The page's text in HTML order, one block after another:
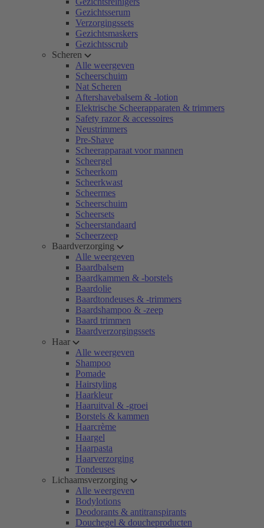
Gezichtsserum
Verzorgingssets
Gezichtsmaskers
Gezichtsscrub
Scheren
Alle weergeven
Scheerschuim
Nat Scheren
Aftershavebalsem & -lotion
Elektrische Scheerapparaten & trimmers
Safety razor & accessoires
Neustrimmers
Pre-Shave
Scheerapparaat voor mannen
Scheergel
Scheerkom
Scheerkwast
Scheermes
Scheerschuim
Scheersets
Scheerstandaard
Scheerzeep
Baardverzorging
Alle weergeven
Baardbalsem
Baardkammen & -borstels
Baardolie
Baardtondeuses & -trimmers
Baardshampoo & -zeep
Baard trimmen
Baardverzorgingssets
Haar
Alle weergeven
Shampoo
Pomade
Hairstyling
Haarkleur
Haaruitval & -groei
Borstels & kammen
Haarcrème
Haargel
Haarpasta
Haarverzorging
Tondeuses
Lichaamsverzorging
Alle weergeven
Bodylotions
Deodorants & antitranspirants
Douchegel & doucheproducten